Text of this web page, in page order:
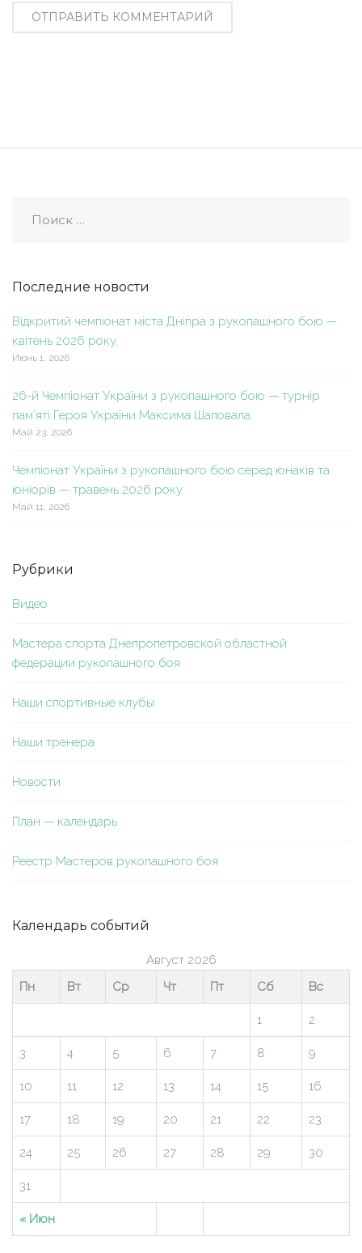
Последние новости
Відкритий чемпіонат міста Дніпра з рукопашного бою —
квітень 2026 року.
Июнь 1, 2026
26-й Чемпіонат України з рукопашного бою — турнір
пам’яті Героя України Максима Шаповала.
Май 23, 2026
Чемпіонат України з рукопашного бою серед юнаків та
юніорів — травень 2026 року.
Май 11, 2026
Рубрики
Видео
Мастера спорта Днепропетровской областной
федерации рукопашного боя
Наши спортивные клубы
Наши тренера
Новости
План — календарь
Реестр Мастеров рукопашного боя
Календарь событий
Август 2026
Пн
Вт Ср Чт Пт Сб Вс
« Июн
1 2
3 4 5 6 7 8 9
10 11 12 13 14 15 16
17 18 19 20 21 22 23
24 25 26 27 28 29 30
31